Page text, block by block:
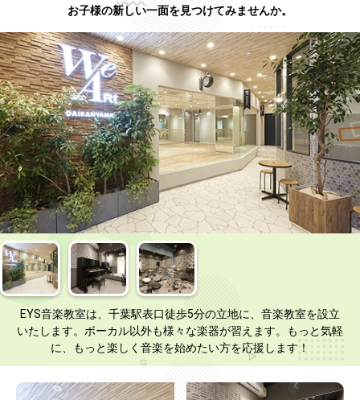
お子様の新しい一面を見つけてみませんか。
EYS音楽教室は、千葉駅表口徒歩5分の立地に、音楽教室を設立
いたします。ボーカル以外も様々な楽器が習えます。もっと気軽
に、もっと楽しく音楽を始めたい方を応援します！